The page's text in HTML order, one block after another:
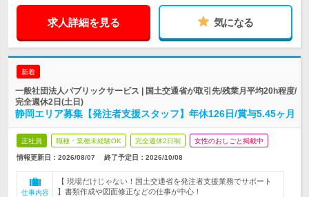
求人詳細を見る 気になる
新着
一般社団法人パブリックサービス | 国土交通省が取引先/残業月平均20h程度/
完全週休2日(土日)
静岡エリア募集【発注者支援スタッフ】年休126日/賞与5.45ヶ月
正社員 職種・業種未経験OK 完全週休2日制 女性のおしごと掲載中
情報更新日：2026/08/07 終了予定日： 2026/10/08
仕事内容
【 現場だけじゃない！国土交通省を発注者支援業務でサポート
】書類作成や図面修正などの仕事が中心！